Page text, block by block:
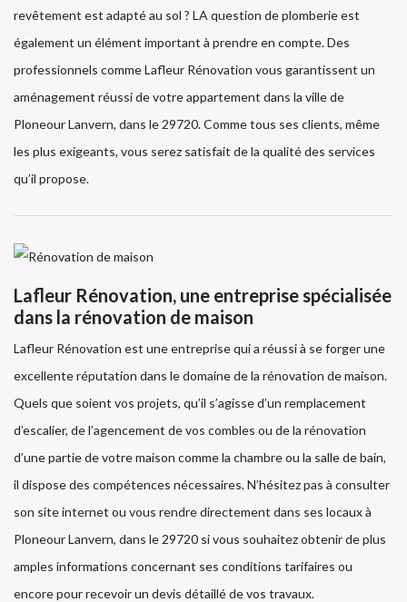
revêtement est adapté au sol ? LA question de plomberie est
également un élément important à prendre en compte. Des
professionnels comme Lafleur Rénovation vous garantissent un
aménagement réussi de votre appartement dans la ville de
Ploneour Lanvern, dans le 29720. Comme tous ses clients, même
les plus exigeants, vous serez satisfait de la qualité des services
qu’il propose.
Lafleur Rénovation, une entreprise spécialisée
dans la rénovation de maison
Lafleur Rénovation est une entreprise qui a réussi à se forger une
excellente réputation dans le domaine de la rénovation de maison.
Quels que soient vos projets, qu’il s’agisse d’un remplacement
d’escalier, de l’agencement de vos combles ou de la rénovation
d’une partie de votre maison comme la chambre ou la salle de bain,
il dispose des compétences nécessaires. N’hésitez pas à consulter
son site internet ou vous rendre directement dans ses locaux à
Ploneour Lanvern, dans le 29720 si vous souhaitez obtenir de plus
amples informations concernant ses conditions tarifaires ou
encore pour recevoir un devis détaillé de vos travaux.